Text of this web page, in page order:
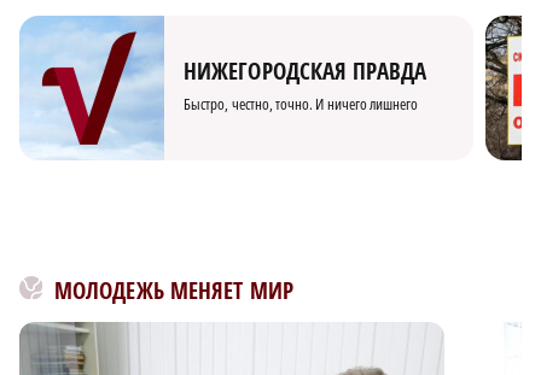
НИЖЕГОРОДСКАЯ ПРАВДА
Быстро, честно, точно. И ничего лишнего
МОЛОДЕЖЬ МЕНЯЕТ МИР